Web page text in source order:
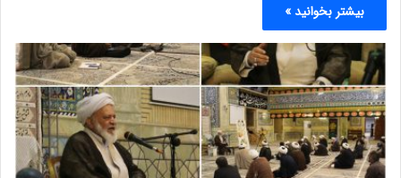
بیشتر بخوانید »